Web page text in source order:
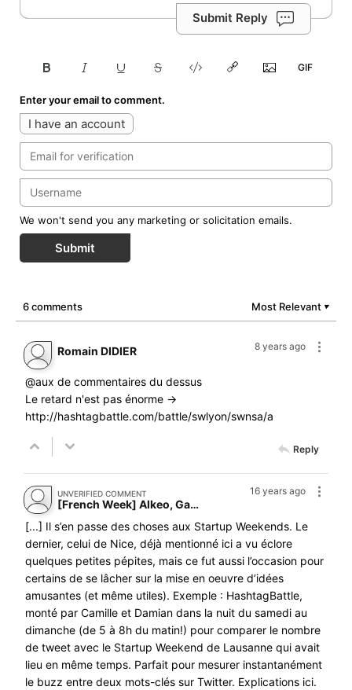
Submit Reply
Enter your email to comment.
I have an account
We won't send you any marketing or solicitation emails.
Submit
6 comments Most Relevant ▼
8 years ago
Romain DIDIER
@aux de commentaires du dessus
Le retard n'est pas énorme ->
http://hashtagbattle.com/battle/swlyon/swnsa/a
Reply
16 years ago
UNVERIFIED COMMENT
[French Week] Alkeo, GamersBand, MySpeedMeetings, VoxBlender, QuelleEnergie, FriendsClear, HashtagBattle, eDevoir, Carwego, Opinews…
[...] Il s’en passe des choses aux Startup Weekends. Le
dernier, celui de Nice, déjà mentionné ici a vu éclore
quelques petites pépites, mais ce fut aussi l’occasion pour
certains de se lâcher sur la mise en oeuvre d’idées
amusantes (et même utiles). Exemple : HashtagBattle,
monté par Camille et Damian dans la nuit du samedi au
dimanche (de 5 à 8h du matin!) pour comparer le nombre
de tweet avec le Startup Weekend de Lausanne qui avait
lieu en même temps. Parfait pour mesurer instantanément
le buzz entre deux mots-clés sur Twitter. Explications ici.